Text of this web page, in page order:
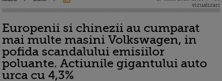
vizualizari
Europenii si chinezii au cumparat
mai multe masini Volkswagen, in
pofida scandalului emisiilor
poluante. Actiunile gigantului auto
urca cu 4,3%